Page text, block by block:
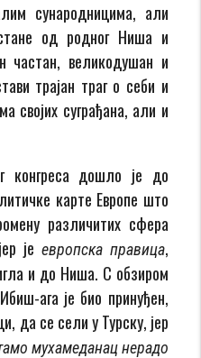
сународницима, али
од родног Ниша и
частан, великодушан и
трајан траг о себи и
својих суграђана, али и
конгреса дошло је до
карте Европе што
различитих сфера
је европска правица,
и до Ниша. С обзиром
ага је био принуђен,
да се сели у Турску, јер
мухамеданац нерадо